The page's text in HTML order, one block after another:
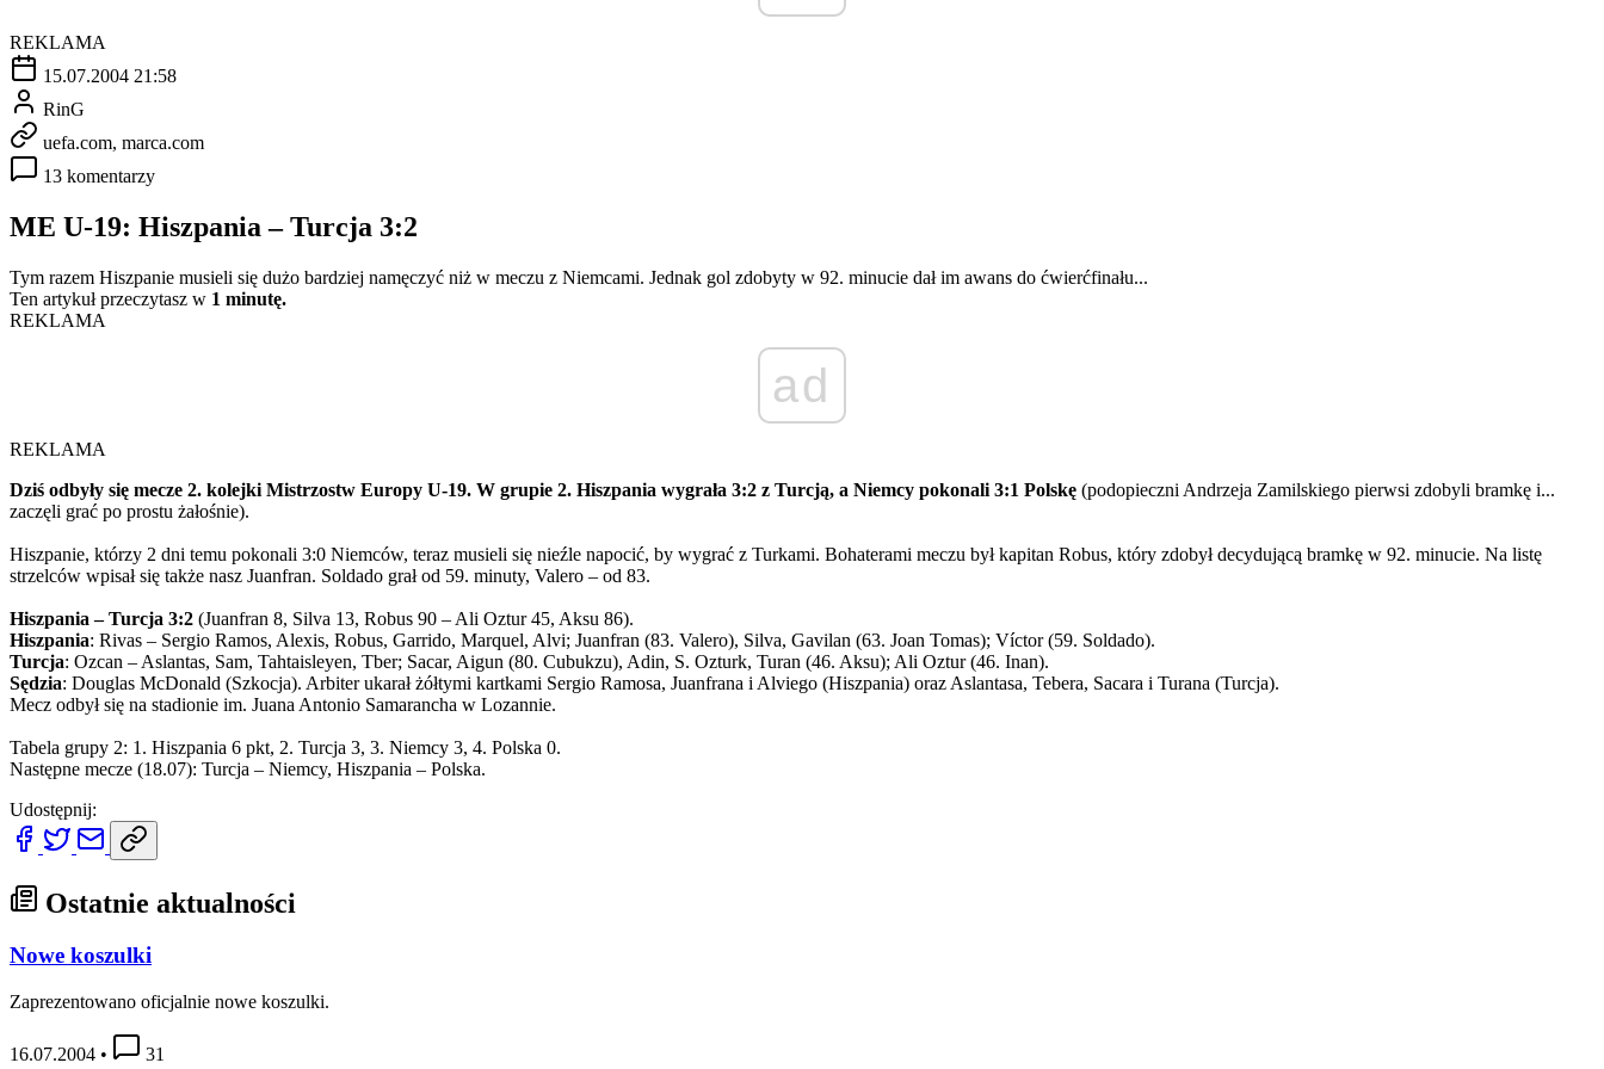
REKLAMA
15.07.2004 21:58
RinG
uefa.com, marca.com
13 komentarzy
ME U-19: Hiszpania – Turcja 3:2
Tym razem Hiszpanie musieli się dużo bardziej namęczyć niż w meczu z Niemcami. Jednak gol zdobyty w 92. minucie dał im awans do ćwierćfinału...
Ten artykuł przeczytasz w 1 minutę.
REKLAMA
ad
REKLAMA
Dziś odbyły się mecze 2. kolejki Mistrzostw Europy U-19. W grupie 2. Hiszpania wygrała 3:2 z Turcją, a Niemcy pokonali 3:1 Polskę (podopieczni Andrzeja Zamilskiego pierwsi zdobyli bramkę i...
zaczęli grać po prostu żałośnie).
Hiszpanie, którzy 2 dni temu pokonali 3:0 Niemców, teraz musieli się nieźle napocić, by wygrać z Turkami. Bohaterami meczu był kapitan Robus, który zdobył decydującą bramkę w 92. minucie. Na listę
strzelców wpisał się także nasz Juanfran. Soldado grał od 59. minuty, Valero – od 83.
Hiszpania – Turcja 3:2 (Juanfran 8, Silva 13, Robus 90 – Ali Oztur 45, Aksu 86).
Hiszpania: Rivas – Sergio Ramos, Alexis, Robus, Garrido, Marquel, Alvi; Juanfran (83. Valero), Silva, Gavilan (63. Joan Tomas); Víctor (59. Soldado).
Turcja: Ozcan – Aslantas, Sam, Tahtaisleyen, Tber; Sacar, Aigun (80. Cubukzu), Adin, S. Ozturk, Turan (46. Aksu); Ali Oztur (46. Inan).
Sędzia: Douglas McDonald (Szkocja). Arbiter ukarał żółtymi kartkami Sergio Ramosa, Juanfrana i Alviego (Hiszpania) oraz Aslantasa, Tebera, Sacara i Turana (Turcja).
Mecz odbył się na stadionie im. Juana Antonio Samarancha w Lozannie.
Tabela grupy 2: 1. Hiszpania 6 pkt, 2. Turcja 3, 3. Niemcy 3, 4. Polska 0.
Następne mecze (18.07): Turcja – Niemcy, Hiszpania – Polska.
Udostępnij:
Ostatnie aktualności
Nowe koszulki
Zaprezentowano oficjalnie nowe koszulki.
16.07.2004 • 31